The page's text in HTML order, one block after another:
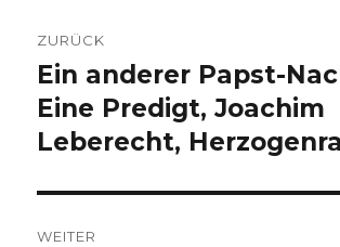
ZURÜCK
Vorheriger
Beitrag:
Ein anderer Papst-
Eine Predigt, Joachim
Leberecht,
WEITER